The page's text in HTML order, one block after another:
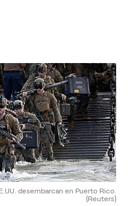
desembarcan en Puerto Rico.
(Reuters)